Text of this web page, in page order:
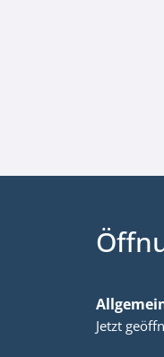
Klicken,
Jetzt